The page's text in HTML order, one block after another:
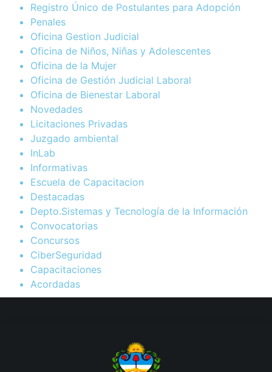
Registro Único de Postulantes para Adopción
Penales
Oficina Gestion Judicial
Oficina de Niños, Niñas y Adolescentes
Oficina de la Mujer
Oficina de Gestión Judicial Laboral
Oficina de Bienestar Laboral
Novedades
Licitaciones Privadas
Juzgado ambiental
InLab
Informativas
Escuela de Capacitacion
Destacadas
Depto.Sistemas y Tecnología de la Información
Convocatorias
Concursos
CiberSeguridad
Capacitaciones
Acordadas